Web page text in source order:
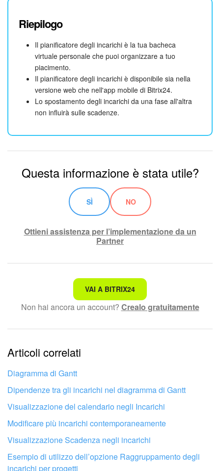
Riepilogo
Il pianificatore degli incarichi è la tua bacheca
virtuale personale che puoi organizzare a tuo
piacimento.
Il pianificatore degli incarichi è disponibile sia nella
versione web che nell'app mobile di Bitrix24.
Lo spostamento degli incarichi da una fase all'altra
non influirà sulle scadenze.
Questa informazione è stata utile?
SÌ NO
Ottieni assistenza per l’implementazione da un
Partner
Non è quello che sto cercando.
Testo complesso e incomprensibile
Le informazioni sono obsolete.
Troppo breve, ho bisogno di maggiori informazioni.
Non mi soddisfa come funziona questo strumento
VAI A BITRIX24
Non hai ancora un account? Crealo gratuitamente
Articoli correlati
Diagramma di Gantt
Dipendenze tra gli incarichi nel diagramma di Gantt
Visualizzazione del calendario negli Incarichi
Modificare più incarichi contemporaneamente
Visualizzazione Scadenza negli incarichi
Esempio di utilizzo dell’opzione Raggruppamento degli
incarichi per progetti